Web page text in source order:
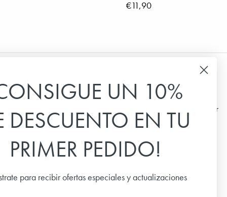
€11,90
Hoja informativa
Suscríbete a nuestro boletín de noticias para recibir
las últimas noticias, ofertas especiales e
Email
UN 10%
DESCUENTO EN TU
PRIMER PEDIDO!
para recibir ofertas especiales y actualizaciones